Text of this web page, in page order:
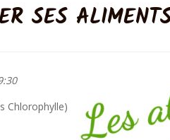
SES
Chlorophylle)